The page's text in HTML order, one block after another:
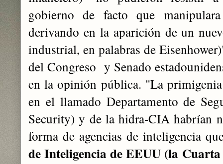
gobierno de facto que
derivando en la aparición de un
industrial, en palabras de
del Congreso y Senado
en la opinión pública. "La
en el llamado Departamento de
Security) y de la hidra-CIA habrían
forma de agencias de inteligencia
de Inteligencia de EEUU (la